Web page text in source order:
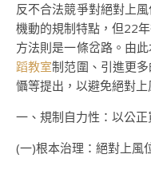
反不合法競爭對絕對上
機動的規制特點，但22
方法則是一條岔路。由
蹈教室制范圍、引進更
懾等提出，以避免絕對
一、規制自力性：以公
(一)根本治理：絕對上風